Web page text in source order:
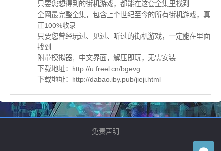
资源下载
只要您想得到的街机游戏，都能在这套全集里找到
全网最完整全集，包含上个世纪至今的所有街机游戏，真
正100%收录
只要您曾经玩过、见过、听过的街机游戏，一定能在里面
找到
附带模拟器，中文界面，解压即玩，无需安装
下载地址：http://u.freel.cn/bgevg
下载地址：http://dabao.iby.pub/jieji.html
免责声明